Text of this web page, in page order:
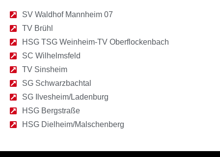
SV Waldhof Mannheim 07
TV Brühl
HSG TSG Weinheim-TV Oberflockenbach
SC Wilhelmsfeld
TV Sinsheim
SG Schwarzbachtal
SG Ilvesheim/Ladenburg
HSG Bergstraße
HSG Dielheim/Malschenberg